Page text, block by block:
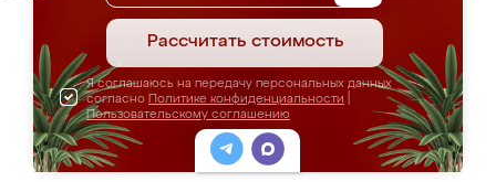
Рассчитать стоимость
Я соглашаюсь на передачу персональных данных
согласно Политике конфиденциальности
Пользовательскому соглашению